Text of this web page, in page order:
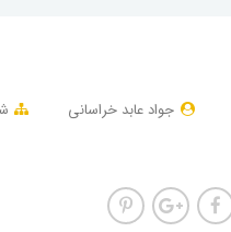
جواد عابد خراسانی